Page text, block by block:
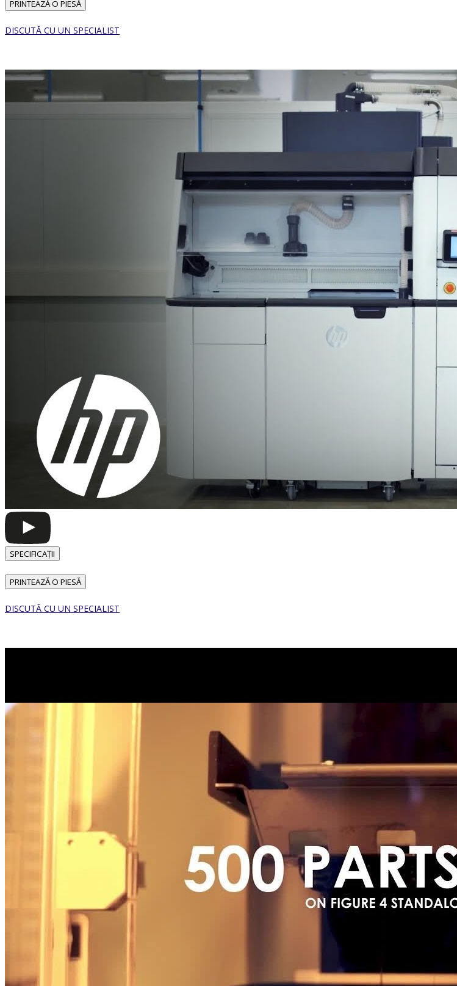
PRINTEAZĂ O PIESĂ
DISCUTĂ CU UN SPECIALIST
SPECIFICAȚII
PRINTEAZĂ O PIESĂ
DISCUTĂ CU UN SPECIALIST